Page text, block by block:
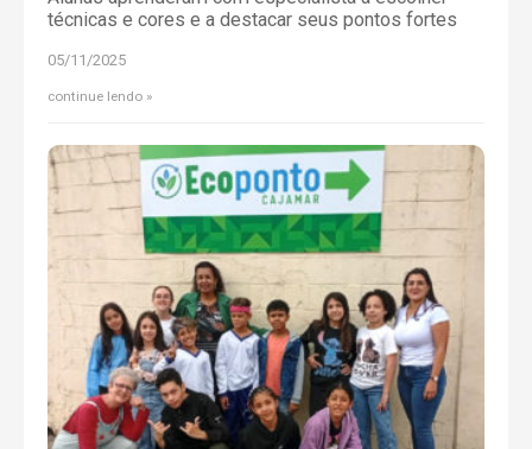
técnicas e cores e a destacar seus pontos fortes
05/11/2025
continue lendo